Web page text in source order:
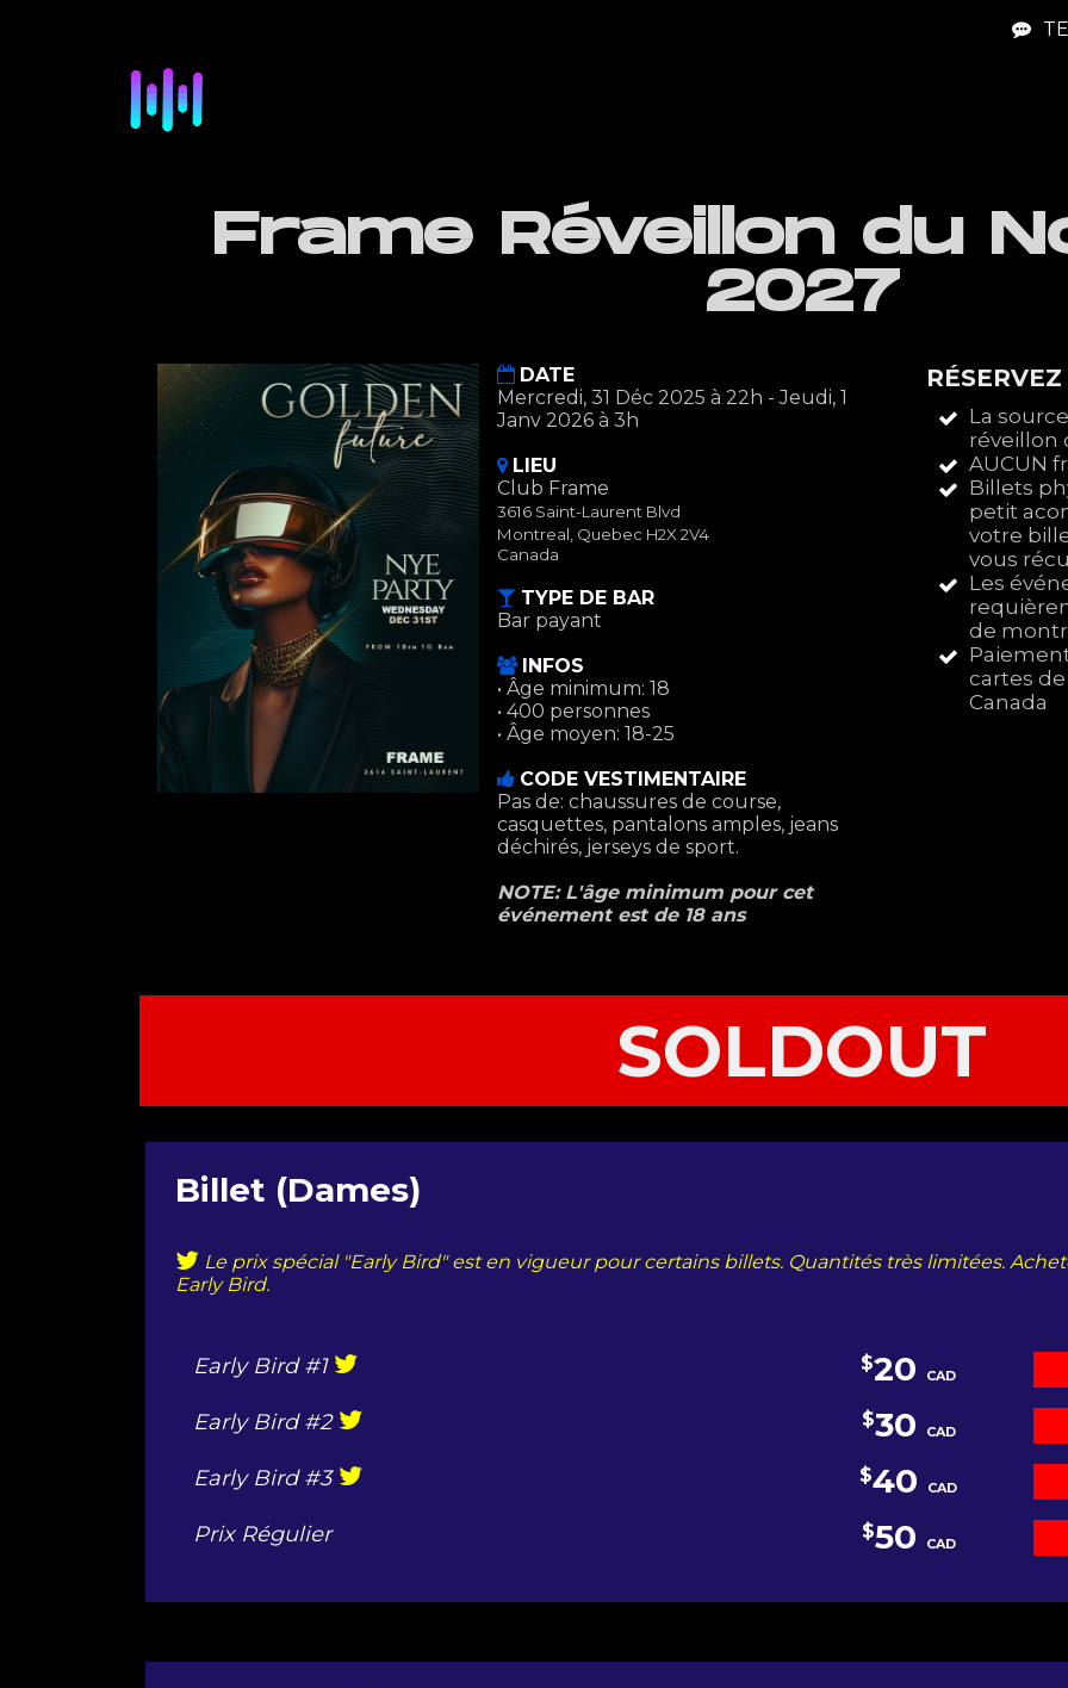
Frame Réveillon du
2027
DATE
Mercredi, 31 Déc 2025 à 22h - Jeudi, 1
Janv 2026 à 3h
LIEU
Club Frame
3616 Saint-Laurent Blvd
Montreal, Quebec H2X 2V4
Canada
TYPE DE BAR
Bar payant
INFOS
• Âge minimum: 18
• 400 personnes
• Âge moyen: 18-25
CODE VESTIMENTAIRE
Pas de: chaussures de course,
casquettes, pantalons amples, jeans
déchirés, jerseys de sport.
NOTE: L'âge minimum pour cet
événement est de 18 ans
La
réveillon
AUCUN
Billets
petit
votre
vous
Les
de
cartes
Canada
SOLDOUT
Billet (Dames)
Le prix spécial "Early Bird" est en vigueur pour certains billets. Quantités très limitées.
Early Bird.
Early Bird #1 $20 CAD
Early Bird #2 $30 CAD
Early Bird #3 $40 CAD
Prix Régulier $50 CAD